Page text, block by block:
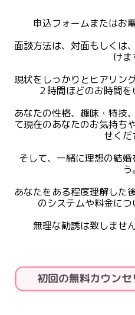
申込フォームまたはお
面談方法は、対面もしくは
けま
現状をしっかりとヒアリン
２時間ほどのお時間を
あなたの性格、趣味・特技
て現在のあなたのお気持ち
せくだ
そして、一緒に理想の結
う。
あなたをある程度理解した
のシステムや料金につ
無理な勧誘は致しませ